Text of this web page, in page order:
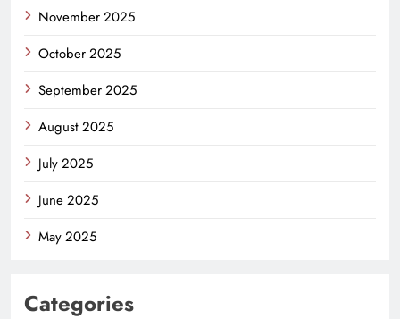
November 2025
October 2025
September 2025
August 2025
July 2025
June 2025
May 2025
Categories